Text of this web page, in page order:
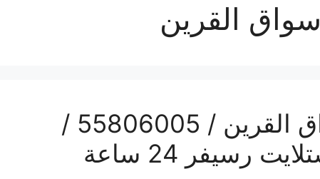
القرين
رقم فني ستلايت اسواق القرين / 55806005 /
24 ساعة